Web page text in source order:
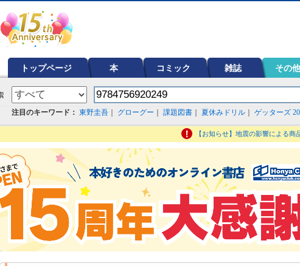
トップページ 本 コミック 雑誌 その
注目のキーワード： 東野圭吾 グローグー 課題図書 夏休みドリル ゲッターズ
【お知らせ】地震の影響による商